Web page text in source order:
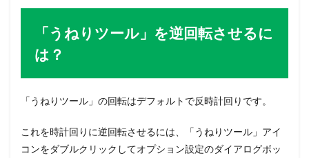
「うねりツール」を逆回転させるに
は？
「うねりツール」の回転はデフォルトで反時計回りです。
これを時計回りに逆回転させるには、「うねりツール」アイ
コンをダブルクリックしてオプション設定のダイアログボッ